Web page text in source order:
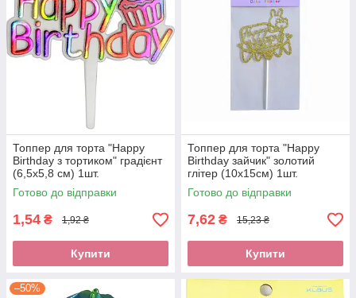
Топпер для торта "Happy
Birthday з тортиком" градієнт
(6,5х5,8 см) 1шт.
Готово до відправки
1,54 ₴ 1,92 ₴
Купити
Топпер для торта "Happy
Birthday зайчик" золотий
глітер (10х15см) 1шт.
Готово до відправки
7,62 ₴ 15,23 ₴
Купити
–50%